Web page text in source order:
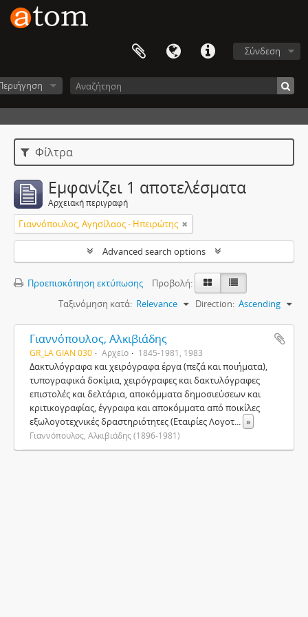
Σύνδεση
Φίλτρα
Εμφανίζει 1 αποτελέσματα
Αρχειακή περιγραφή
Γιαννόπουλος, Αγησίλαος - Ηπειρώτης
Advanced search options
Προεπισκόπηση εκτύπωσης
Προβολή:
Ταξινόμηση κατά: Relevance Direction: Ascending
Γιαννόπουλος, Αλκιβιάδης
GR_LA GIAN 030 Αρχείο 1845-1981, 1983
Δακτυλόγραφα και χειρόγραφα έργα (πεζά και ποιήματα),
τυπογραφικά δοκίμια, χειρόγραφες και δακτυλόγραφες
επιστολές και δελτάρια, αποκόμματα δημοσιεύσεων και
κριτικογραφίας, έγγραφα και αποκόμματα από ποικίλες
εξωλογοτεχνικές δραστηριότητες (Εταιρίες Λογοτ... »
Γιαννόπουλος, Αλκιβιάδης (1896-1981)